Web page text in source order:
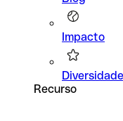
Impacto
Recurso